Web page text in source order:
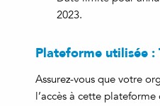
2023.
Plateforme utilisée :
Assurez-vous que votre
l’accès à cette